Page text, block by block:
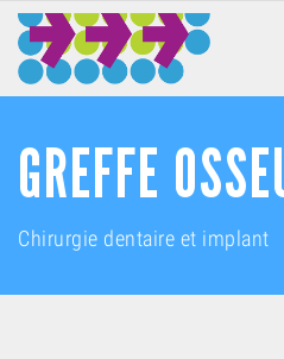
GREFFE
Chirurgie dentaire et implant